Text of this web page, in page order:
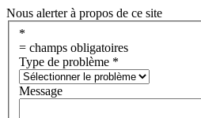
Nous alerter à propos de ce site
*
= champs obligatoires
Type de problème *
Message